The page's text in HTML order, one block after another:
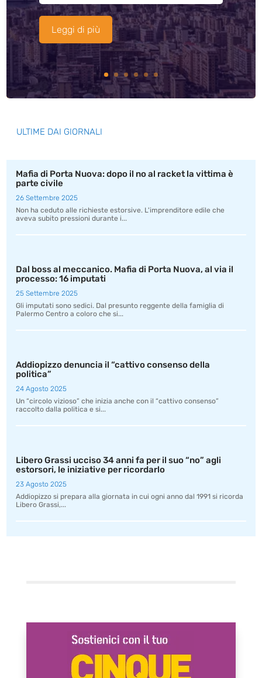
Leggi di più
ULTIME DAI GIORNALI
Mafia di Porta Nuova: dopo il no al racket la vittima è
parte civile
26 Settembre 2025
Non ha ceduto alle richieste estorsive. L'imprenditore edile che
aveva subito pressioni durante i...
Dal boss al meccanico. Mafia di Porta Nuova, al via il
processo: 16 imputati
25 Settembre 2025
Gli imputati sono sedici. Dal presunto reggente della famiglia di
Palermo Centro a coloro che si...
Addiopizzo denuncia il “cattivo consenso della
politica”
24 Agosto 2025
Un “circolo vizioso” che inizia anche con il “cattivo consenso”
raccolto dalla politica e si...
Libero Grassi ucciso 34 anni fa per il suo “no” agli
estorsori, le iniziative per ricordarlo
23 Agosto 2025
Addiopizzo si prepara alla giornata in cui ogni anno dal 1991 si ricorda
Libero Grassi,...